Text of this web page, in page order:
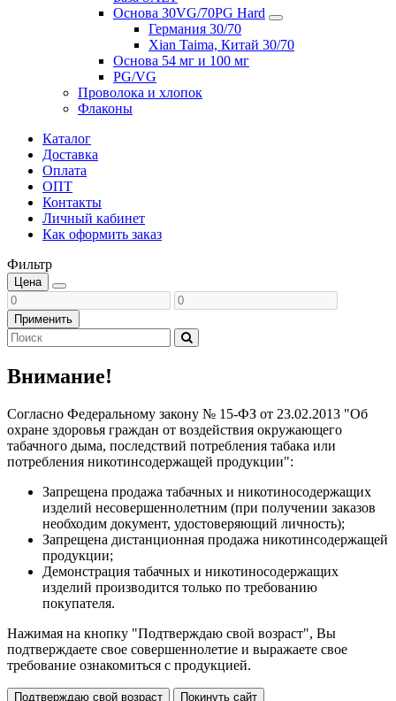
Основа 30VG/70PG Hard
Германия 30/70
Xian Taima, Китай 30/70
Основа 54 мг и 100 мг
PG/VG
Проволока и хлопок
Флаконы
Каталог
Доставка
Оплата
ОПТ
Контакты
Личный кабинет
Как оформить заказ
Фильтр
Цена
Применить
Внимание!
Согласно Федеральному закону № 15-ФЗ от 23.02.2013 "Об
охране здоровья граждан от воздействия окружающего
табачного дыма, последствий потребления табака или
потребления никотинсодержащей продукции":
Запрещена продажа табачных и никотиносодержащих
изделий несовершеннолетним (при получении заказов
необходим документ, удостоверяющий личность);
Запрещена дистанционная продажа никотинсодержащей
продукции;
Демонстрация табачных и никотиносодержащих
изделий производится только по требованию
покупателя.
Нажимая на кнопку "Подтверждаю свой возраст", Вы
подтверждаете свое совершеннолетие и выражаете свое
требование ознакомиться с продукцией.
Подтверждаю свой возраст Покинуть сайт